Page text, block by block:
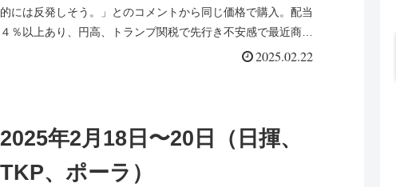
的には反発しそう。」とのコメントから同じ価格で購入。配当
４％以上あり、円高、トランプ関税で先行き不安感で最近商社
2025.02.22
2025年2月18日〜20日（日揮、
TKP、ポーラ）